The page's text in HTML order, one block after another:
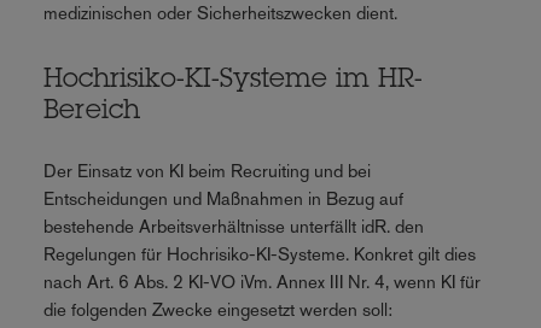
medizinischen oder Sicherheitszwecken dient.
Hochrisiko-KI-Systeme im HR-
Bereich
Der Einsatz von KI beim Recruiting und bei
Entscheidungen und Maßnahmen in Bezug auf
bestehende Arbeitsverhältnisse unterfällt idR. den
Regelungen für Hochrisiko-KI-Systeme. Konkret gilt dies
nach Art. 6 Abs. 2 KI-VO iVm. Annex III Nr. 4, wenn KI für
die folgenden Zwecke eingesetzt werden soll: